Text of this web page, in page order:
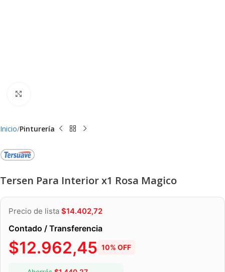
Inicio Pinturería
Tersen Para Interior x1 Rosa Magico
Precio de lista $14.402,72
Contado / Transferencia
$12.962,45 10% OFF